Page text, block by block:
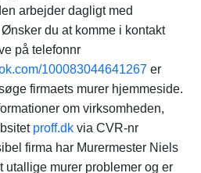
arbejder dagligt med
du at komme i kontakt
på telefonnr
100083044641267 er
firmaets murer hjemmeside.
om virksomheden,
proff.dk via CVR-nr
firma har Murermester Niels
utallige murer problemer og er